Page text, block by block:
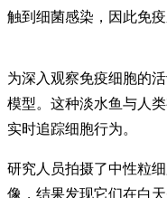
触到细菌感染，因此免
为深入观察免疫细胞的
模型。这种淡水鱼与人
实时追踪细胞行为。
研究人员拍摄了中性粒
像，结果发现它们在白